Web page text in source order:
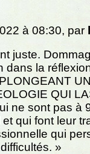
à 08:30, par
juste.
dans la
QUI
ne sont pas à
qui font leur
qui
»